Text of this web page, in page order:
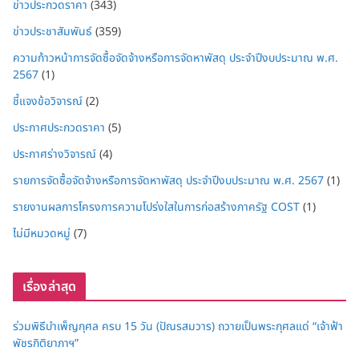
ข่าวประกวดราคา (343)
ข่าวประชาสัมพันธ์(359)
ความก้าวหน้าการจัดซื้อจัดจ้างหรือการจัดหาพัสดุ ประจำปีงบประมาณ พ.ศ.
2567(1)
ชี้แจงข้อวิจารณ์(2)
ประกาศประกวดราคา (5)
ประกาศร่างวิจารณ์(4)
รายการจัดซื้อจัดจ้างหรือการจัดหาพัสดุ ประจำปีงบประมาณ พ.ศ. 2567(1)
รายงานผลการโครงการความโปร่งใสในการก่อสร้างภาครัฐ COST(1)
ไม่มีหมวดหมู่ (7)
เรื่องล่าสุด
ร่วมพิธีบำเพ็ญกุศล ครบ 15 วัน (ปัณรสมวาร) ถวายเป็นพระกุศลแด่ “เจ้าฟ้า
พัชรกิติยาภาฯ”